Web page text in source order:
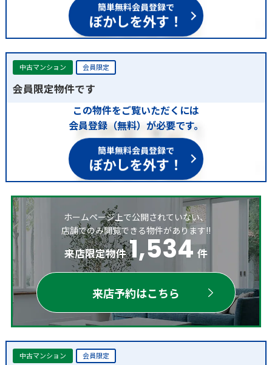
簡単無料会員登録で
ぼかしを外す！
中古マンション 会員限定
会員限定物件です
この物件をご覧いただくには
会員登録（無料）が必要です。
簡単無料会員登録で
ぼかしを外す！
ホームページ上で公開されていない、
店舗でのみ閲覧できる物件があります!!
来店限定物件 1,534 件
来店予約はこちら
中古マンション 会員限定